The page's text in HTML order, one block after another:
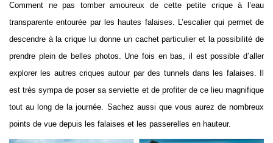
Comment ne pas tomber amoureux de cette petite crique à l’eau
transparente entourée par les hautes falaises. L’escalier qui permet de
descendre à la crique lui donne un cachet particulier et la possibilité de
prendre plein de belles photos. Une fois en bas, il est possible d’aller
explorer les autres criques autour par des tunnels dans les falaises. Il
est très sympa de poser sa serviette et de profiter de ce lieu magnifique
tout au long de la journée. Sachez aussi que vous aurez de nombreux
points de vue depuis les falaises et les passerelles en hauteur.